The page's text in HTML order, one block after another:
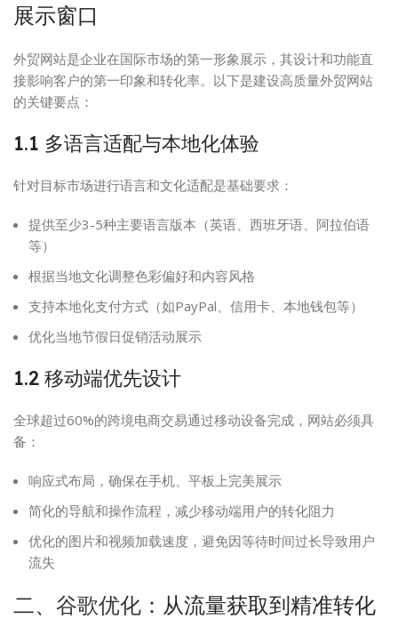
展示窗口
外贸网站是企业在国际市场的第一形象展示，其设计和功能直
接影响客户的第一印象和转化率。以下是建设高质量外贸网站
的关键要点：
1.1 多语言适配与本地化体验
针对目标市场进行语言和文化适配是基础要求：
提供至少3-5种主要语言版本（英语、西班牙语、阿拉伯语
等）
根据当地文化调整色彩偏好和内容风格
支持本地化支付方式（如PayPal、信用卡、本地钱包等）
优化当地节假日促销活动展示
1.2 移动端优先设计
全球超过60%的跨境电商交易通过移动设备完成，网站必须具
备：
响应式布局，确保在手机、平板上完美展示
简化的导航和操作流程，减少移动端用户的转化阻力
优化的图片和视频加载速度，避免因等待时间过长导致用户
流失
二、 谷歌优化 ：从流量获取到精准转化